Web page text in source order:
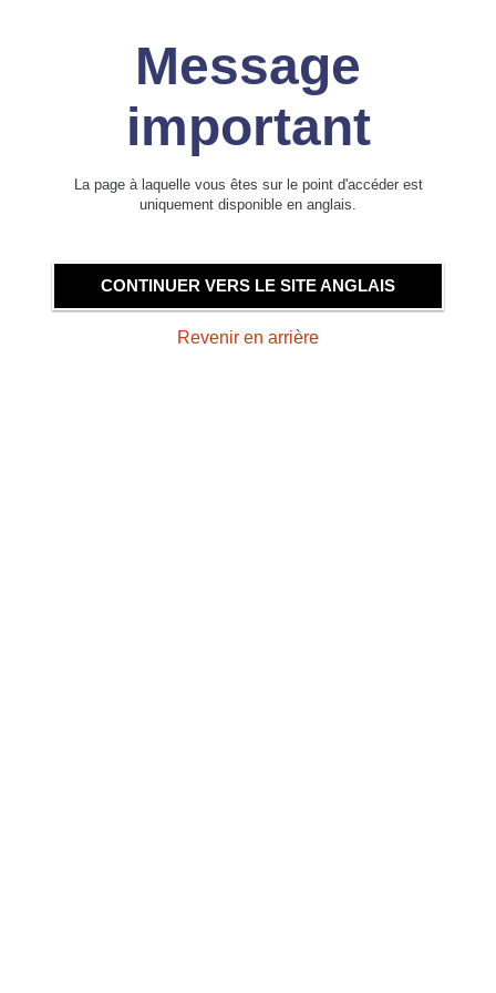
Message
important
La page à laquelle vous êtes sur le point d'accéder est
uniquement disponible en anglais.
CONTINUER VERS LE SITE ANGLAIS
Revenir en arrière